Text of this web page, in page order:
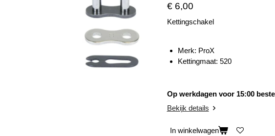
€ 6,00
Kettingschakel
Merk: ProX
Kettingmaat: 520
Op werkdagen voor 15:00
Bekijk details
In winkelwagen